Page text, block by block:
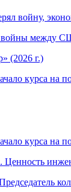
войну,
войны между
(2026 г.)
курса на
курса на